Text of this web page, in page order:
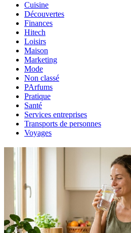
Cuisine
Découvertes
Finances
Hitech
Loisirs
Maison
Marketing
Mode
Non classé
PArfums
Pratique
Santé
Services entreprises
Transports de personnes
Voyages